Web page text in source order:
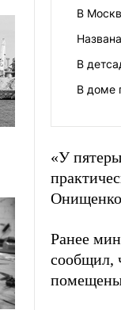
В
В
В доме
«У
Ранее
сообщил,
помещены